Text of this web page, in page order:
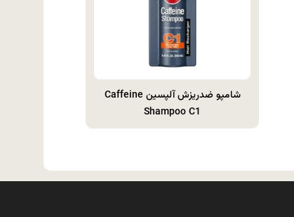
شامپو ضدريزش آلپسین Caffeine
Shampoo C1